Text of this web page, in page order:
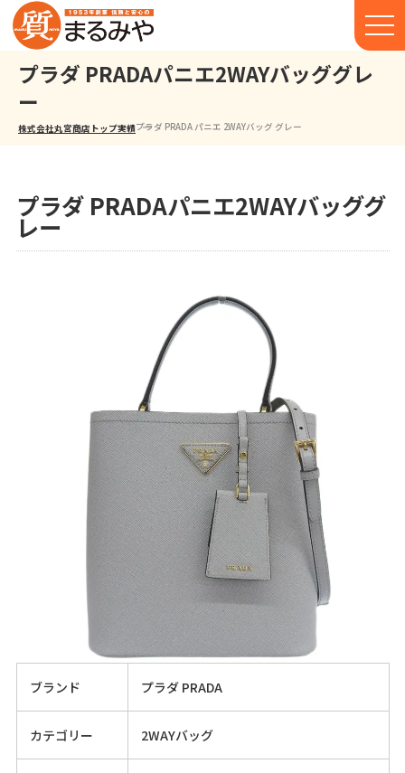
プラダ PRADAパニエ2WAYバッググレ
ー
株式会社丸宮商店トップ⁩実績プラダ PRADA パニエ 2WAYバッグ グレー
プラダ PRADAパニエ2WAYバッググ
レー
ブランド プラダ PRADA
カテゴリー 2WAYバッグ